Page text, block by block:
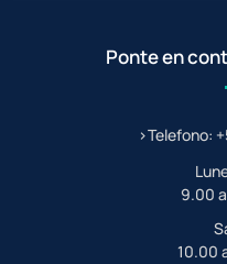
Ponte en
>Telefono:
9.00
10.00